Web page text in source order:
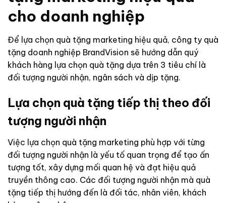
cho doanh nghiệp
Để lựa chọn quà tặng marketing hiệu quả, công ty quà
tặng doanh nghiệp BrandVision sẽ hướng dẫn quý
khách hàng lựa chọn quà tặng dựa trên 3 tiêu chí là
đối tượng người nhận, ngân sách và dịp tặng.
Lựa chọn quà tặng tiếp thị theo đối
tượng người nhận
Việc lựa chọn quà tặng marketing phù hợp với từng
đối tượng người nhận là yếu tố quan trọng để tạo ấn
tượng tốt, xây dựng mối quan hệ và đạt hiệu quả
truyền thông cao. Các đối tượng người nhận mà quà
tặng tiếp thị hướng đến là đối tác, nhân viên, khách